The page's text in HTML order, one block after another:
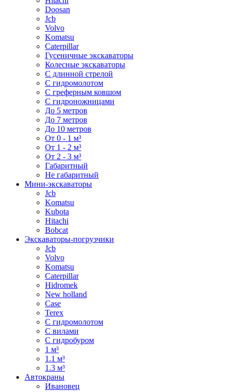
Doosan
Jcb
Volvo
Komatsu
Caterpillar
Гусеничные экскаваторы
Колесные экскаваторы
С длинной стрелой
С гидромолотом
С греферным ковшом
С гидроножницами
До 5 метров
До 7 метров
До 10 метров
От 0 - 1 м³
От 1 - 2 м³
От 2 - 3 м³
Габаритный
Не габаритный
Мини-экскаваторы
Jcb
Komatsu
Kubota
Hitachi
Bobcat
Экскаваторы-погрузчики
Jcb
Volvo
Komatsu
Caterpillar
Hidromek
New holland
Case
Terex
С гидромолотом
С вилами
С гидробуром
1 м³
1.1 м³
1.3 м³
Автокраны
Ивановец